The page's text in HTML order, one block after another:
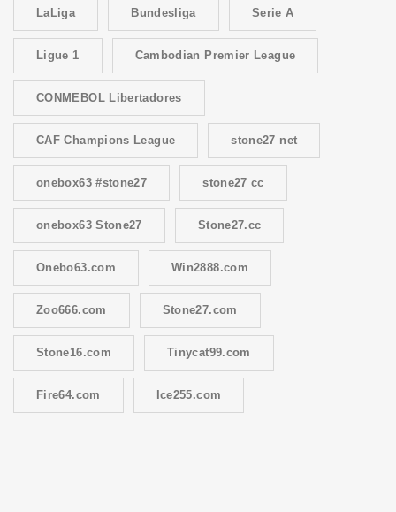
LaLiga Bundesliga Serie A
Ligue 1 Cambodian Premier League
CONMEBOL Libertadores
CAF Champions League stone27 net
onebox63 #stone27 stone27 cc
onebox63 Stone27 Stone27.cc
Onebo63.com Win2888.com
Zoo666.com Stone27.com
Stone16.com Tinycat99.com
Fire64.com Ice255.com